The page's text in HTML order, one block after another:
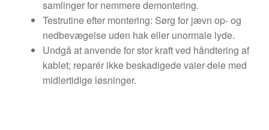
samlinger for nemmere demontering.
Testrutine efter montering: Sørg for jævn op- og
nedbevægelse uden hak eller unormale lyde.
Undgå at anvende for stor kraft ved håndtering af
kablet; reparér ikke beskadigede vaier·dele med
midlertidige løsninger.